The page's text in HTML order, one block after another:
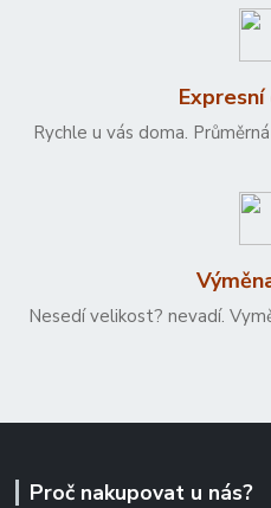
Rychle u vás doma.
Nesedí velikost? nevadí.
Proč nakupovat u nás?